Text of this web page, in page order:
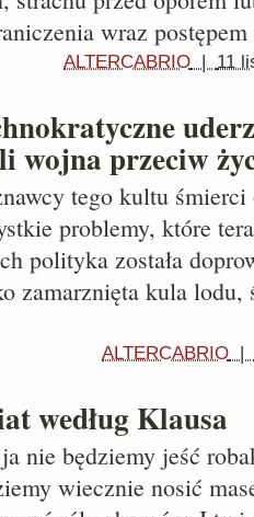
wraz
ALTERCABRIO | 11
wojna przeciw
tego kultu
problemy, które
polityka została
zamarznięta kula lodu,
ALTERCABRIO |
według Klausa
nie będziemy jeść
wiecznie nosić